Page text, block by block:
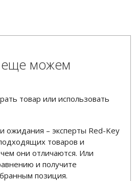
можем
товар или использовать
ожидания – эксперты Red-Key
товаров и
они отличаются. Или
и получите
позиция.